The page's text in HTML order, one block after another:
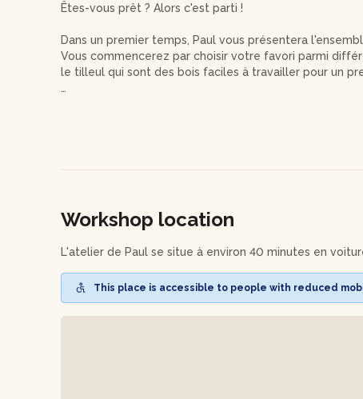
Êtes-vous prêt ? Alors c'est parti !
Dans un premier temps, Paul vous présentera
Vous commencerez par choisir votre favori parmi
le tilleul qui sont des bois faciles à travailler pour un
l'ensemble des gestes pour apprendre pas à pas les
d'authenticité et de douceur dans votre intérieur.
Workshop location
L'atelier de Paul se situe à environ 40 minutes en
This place is accessible to people with reduced